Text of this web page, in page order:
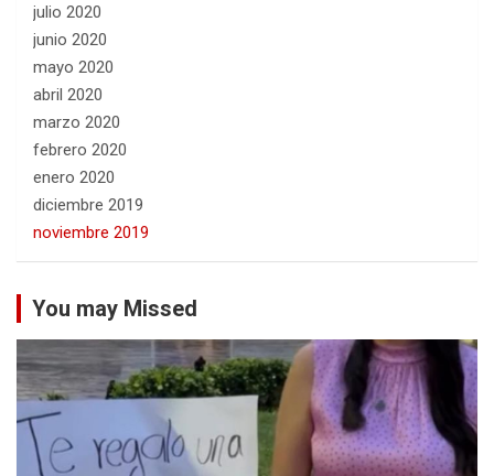
julio 2020
junio 2020
mayo 2020
abril 2020
marzo 2020
febrero 2020
enero 2020
diciembre 2019
noviembre 2019
You may Missed